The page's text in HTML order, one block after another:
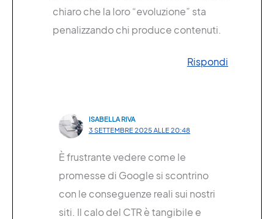
chiaro che la loro “evoluzione” sta
penalizzando chi produce contenuti.
Rispondi
ISABELLA RIVA
3 SETTEMBRE 2025 ALLE 20:48
È frustrante vedere come le
promesse di Google si scontrino
con le conseguenze reali sui nostri
siti. Il calo del CTR è tangibile e